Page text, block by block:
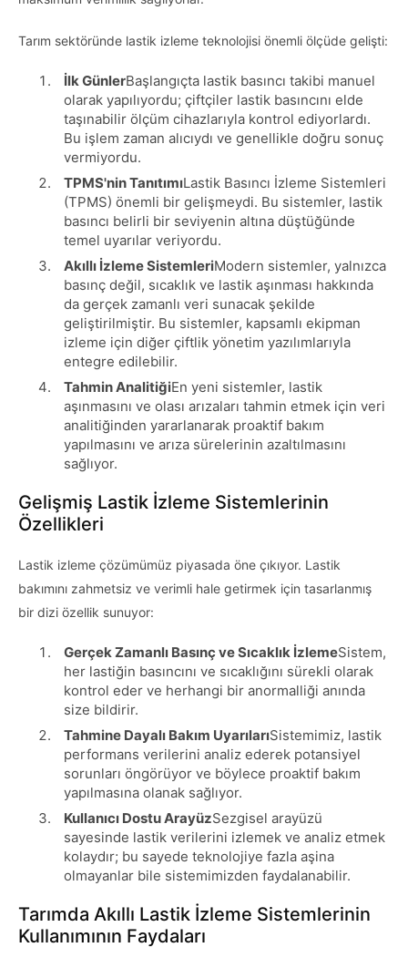
Tarım sektöründe lastik izleme teknolojisi önemli ölçüde gelişti:
İlk GünlerBaşlangıçta lastik basıncı takibi manuel
olarak yapılıyordu; çiftçiler lastik basıncını elde
taşınabilir ölçüm cihazlarıyla kontrol ediyorlardı.
Bu işlem zaman alıcıydı ve genellikle doğru sonuç
vermiyordu.
TPMS'nin TanıtımıLastik Basıncı İzleme Sistemleri
(TPMS) önemli bir gelişmeydi. Bu sistemler, lastik
basıncı belirli bir seviyenin altına düştüğünde
temel uyarılar veriyordu.
Akıllı İzleme SistemleriModern sistemler, yalnızca
basınç değil, sıcaklık ve lastik aşınması hakkında
da gerçek zamanlı veri sunacak şekilde
geliştirilmiştir. Bu sistemler, kapsamlı ekipman
izleme için diğer çiftlik yönetim yazılımlarıyla
entegre edilebilir.
Tahmin AnalitiğiEn yeni sistemler, lastik
aşınmasını ve olası arızaları tahmin etmek için veri
analitiğinden yararlanarak proaktif bakım
yapılmasını ve arıza sürelerinin azaltılmasını
sağlıyor.
Gelişmiş Lastik İzleme Sistemlerinin
Özellikleri
Lastik izleme çözümümüz piyasada öne çıkıyor. Lastik
bakımını zahmetsiz ve verimli hale getirmek için tasarlanmış
bir dizi özellik sunuyor:
Gerçek Zamanlı Basınç ve Sıcaklık İzlemeSistem,
her lastiğin basıncını ve sıcaklığını sürekli olarak
kontrol eder ve herhangi bir anormalliği anında
size bildirir.
Tahmine Dayalı Bakım UyarılarıSistemimiz, lastik
performans verilerini analiz ederek potansiyel
sorunları öngörüyor ve böylece proaktif bakım
yapılmasına olanak sağlıyor.
Kullanıcı Dostu ArayüzSezgisel arayüzü
sayesinde lastik verilerini izlemek ve analiz etmek
kolaydır; bu sayede teknolojiye fazla aşina
olmayanlar bile sistemimizden faydalanabilir.
Tarımda Akıllı Lastik İzleme Sistemlerinin
Kullanımının Faydaları